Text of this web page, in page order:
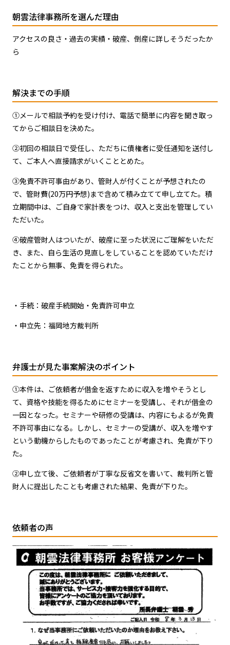
朝雲法律事務所を選んだ理由
アクセスの良さ・過去の実績・破産、倒産に詳しそうだったか
ら
解決までの手順
①メールで相談予約を受け付け、電話で簡単に内容を聞き取っ
てからご相談日を決めた。
②初回の相談日で受任し、ただちに債権者に受任通知を送付し
て、ご本人へ直接請求がいくこととめた。
③免責不許可事由があり、管財人が付くことが予想されたの
で、管財費(20万円予想)まで含めて積み立てて申し立てた。積
立期間中は、ご自身で家計表をつけ、収入と支出を管理してい
ただいた。
④破産管財人はついたが、破産に至った状況にご理解をいただ
き、また、自ら生活の見直しをしていることを認めていただけ
たことから無事、免責を得られた。
・手続：破産手続開始・免責許可申立
・申立先：福岡地方裁判所
弁護士が見た事案解決のポイント
①本件は、ご依頼者が借金を返すために収入を増やそうとし
て、資格や技能を得るためにセミナーを受講し、それが借金の
一因となった。セミナーや研修の受講は、内容にもよるが免責
不許可事由になる。しかし、セミナーの受講が、収入を増やす
という動機からしたものであったことが考慮され、免責が下り
た。
②申し立て後、ご依頼者が丁寧な反省文を書いて、裁判所と管
財人に提出したことも考慮された結果、免責が下りた。
依頼者の声